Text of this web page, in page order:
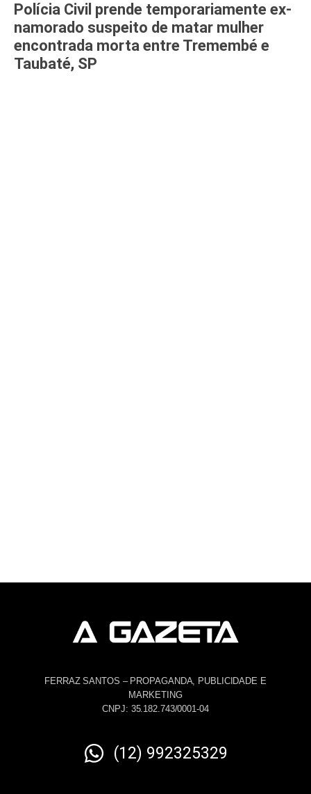
Polícia Civil prende temporariamente ex-
namorado suspeito de matar mulher
encontrada morta entre Tremembé e
Taubaté, SP
FERRAZ SANTOS – PROPAGANDA, PUBLICIDADE E
MARKETING
CNPJ: 35.182.743/0001-04
(12) 992325329